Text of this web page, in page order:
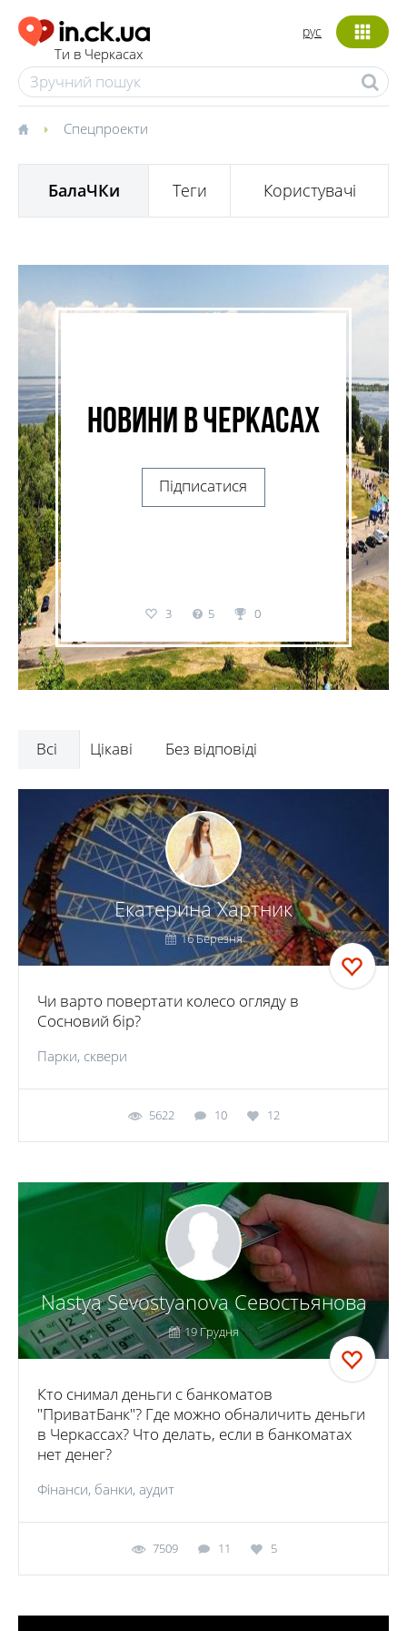
Ти в Черкасах
рус
Спецпроекти
БалаЧКи Теги Користувачі
Новини в Черкасах
Підписатися
3 5 0
Всі Цікаві Без відповіді
Екатерина Хартник
16 Березня
Чи варто повертати колесо огляду в
Сосновий бір?
Парки, сквери
5622 10 12
Nastya Sevostyanova Севостьянова
19 Грудня
Кто снимал деньги с банкоматов
"ПриватБанк"? Где можно обналичить деньги
в Черкассах? Что делать, если в банкоматах
нет денег?
Фінанси, банки, аудит
7509 11 5